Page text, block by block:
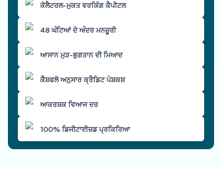
ਕੋਲੈਟਰਲ-ਮੁਕਤ ਵਰਕਿੰਗ ਕੈਪੀਟਲ
48 ਘੰਟਿਆਂ ਦੇ ਅੰਦਰ ਮਨਜ਼ੂਰੀ
ਆਸਾਨ ਮੁੜ-ਭੁਗਤਾਨ ਦੀ ਮਿਆਦ
ਕੈਸ਼ਫਲੋ ਅਨੁਸਾਰ ਕ੍ਰੈਡਿਟ ਪੇਸ਼ਕਸ਼
ਆਕਰਸ਼ਕ ਵਿਆਜ ਦਰ
100% ਡਿਜੀਟਾਈਜ਼ਡ ਪ੍ਰਕਿਰਿਆ